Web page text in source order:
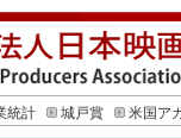
統計 城戸賞 米国ア